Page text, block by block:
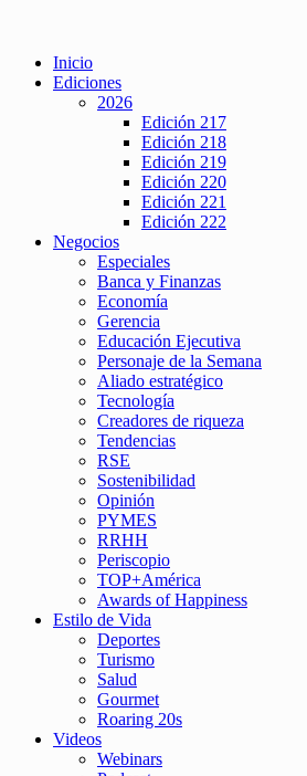
Inicio
Ediciones
2026
Edición 217
Edición 218
Edición 219
Edición 220
Edición 221
Edición 222
Negocios
Especiales
Banca y Finanzas
Economía
Gerencia
Educación Ejecutiva
Personaje de la Semana
Aliado estratégico
Tecnología
Creadores de riqueza
Tendencias
RSE
Sostenibilidad
Opinión
PYMES
RRHH
Periscopio
TOP+América
Awards of Happiness
Estilo de Vida
Deportes
Turismo
Salud
Gourmet
Roaring 20s
Videos
Webinars